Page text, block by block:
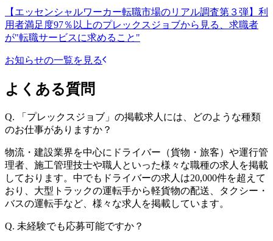
【エッセンシャルワーカー転職市場のリアル調査第３弾】利
用者満足度97％以上のプレックスジョブから見る、求職者
が"転職サービスに求めること"
お知らせの一覧を見る
よくある質問
Q.
「プレックスジョブ」の掲載求人には、どのような種類
のお仕事がありますか？
物流・建設業界を中心にドライバー（貨物・旅客）や運行管
理者、施工管理技士や職人といった様々な職種の求人を掲載
しております。中でもドライバーの求人は20,000件を超えて
おり、大型トラックの運転手から軽貨物の配送、タクシー・
バスの運転手など、様々な求人を掲載しています。
Q. 未経験でも応募可能ですか？